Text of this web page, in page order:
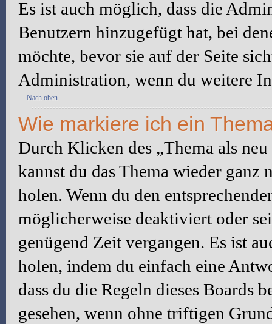
Es ist auch möglich, dass die
Benutzern hinzugefügt hat, bei
möchte, bevor sie auf der Seite
Administration, wenn du weitere
Nach oben
Wie markiere ich ein
Durch Klicken des „Thema als
kannst du das Thema wieder ganz
holen. Wenn du den
möglicherweise deaktiviert oder
genügend Zeit vergangen. Es ist
holen, indem du einfach eine
dass du die Regeln dieses Boards
gesehen, wenn ohne triftigen